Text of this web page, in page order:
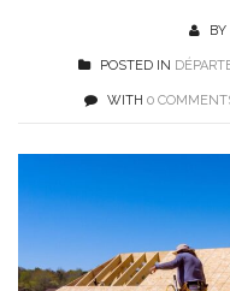
BY
POSTED IN
WITH 0